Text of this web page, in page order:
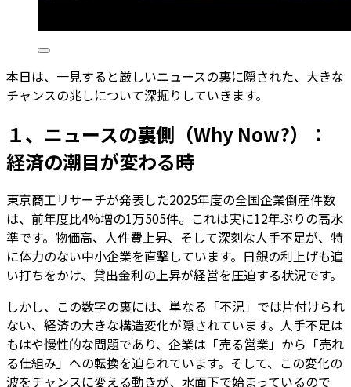
本日は、一見すると厳しいニュースの裏に隠された、大きな
チャンスの兆しについて深掘りしていきます。
１、ニュースの裏側（Why Now?）：
経済の潮目が変わる時
東京商工リサーチが発表した2025年度の全国企業倒産件数
は、前年度比4%増の1万505件。これは実に12年ぶりの高水
準です。物価高、人件費上昇、そして深刻な人手不足が、特
に体力のない中小企業を直撃しています。日銀の利上げも追
い打ちをかけ、貸出金利の上昇が経営を圧迫する状況です。
しかし、この数字の裏には、単なる「不況」では片付けられ
ない、経済の大きな構造変化が隠されています。人手不足は
もはや慢性的な問題であり、企業は「売る営業」から「売れ
る仕組み」への転換を迫られています。そして、この変化の
波をチャンスに変える動きが、水面下で始まっているので